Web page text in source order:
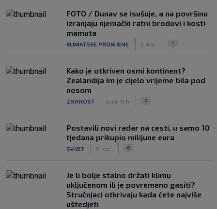
FOTO / Dunav se isušuje, a na površinu
izranjaju njemački ratni brodovi i kosti
mamuta
KLIMATSKE PROMJENE 5. kol. 1
Kako je otkriven osmi kontinent?
Zealandija im je cijelo vrijeme bila pod
nosom
ZNANOST prije 11 h 0
Postavili novi radar na cesti, u samo 10
tjedana prikupio milijune eura
SVIJET 5. kol. 0
Je li bolje stalno držati klimu
uključenom ili je povremeno gasiti?
Stručnjaci otkrivaju kada ćete najviše
uštedjeti